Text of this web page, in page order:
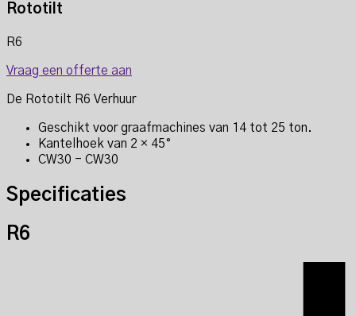
Rototilt
R6
Vraag een offerte aan
De Rototilt R6 Verhuur
Geschikt voor graafmachines van 14 tot 25 ton.
Kantelhoek van 2 × 45°
CW30 - CW30
Specificaties
R6